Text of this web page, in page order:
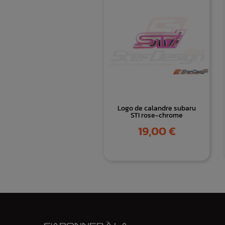
Logo de calandre subaru
STI rose-chrome
Prix
19,00 €